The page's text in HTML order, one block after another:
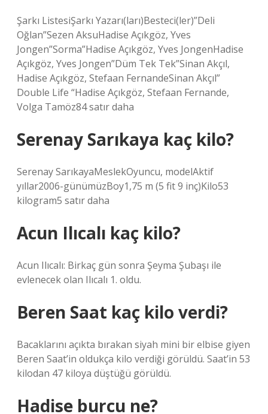
Şarkı ListesiŞarkı Yazarı(ları)Besteci(ler)”Deli
Oğlan”Sezen AksuHadise Açıkgöz, Yves
Jongen”Sorma”Hadise Açıkgöz, Yves JongenHadise
Açıkgöz, Yves Jongen”Düm Tek Tek”Sinan Akçıl,
Hadise Açıkgöz, Stefaan FernandeSinan Akçıl”
Double Life “Hadise Açıkgöz, Stefaan Fernande,
Volga Tamöz84 satır daha
Serenay Sarıkaya kaç kilo?
Serenay SarıkayaMeslekOyuncu, modelAktif
yıllar2006-günümüzBoy1,75 m (5 fit 9 inç)Kilo53
kilogram5 satır daha
Acun Ilıcalı kaç kilo?
Acun Ilıcalı: Birkaç gün sonra Şeyma Şubaşı ile
evlenecek olan Ilıcalı 1. oldu.
Beren Saat kaç kilo verdi?
Bacaklarını açıkta bırakan siyah mini bir elbise giyen
Beren Saat’in oldukça kilo verdiği görüldü. Saat’in 53
kilodan 47 kiloya düştüğü görüldü.
Hadise burcu ne?